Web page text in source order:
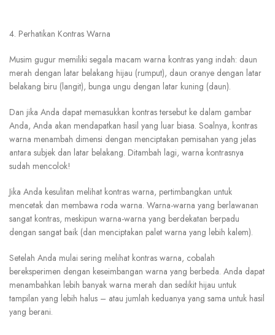
4. Perhatikan Kontras Warna
Musim gugur memiliki segala macam warna kontras yang indah: daun
merah dengan latar belakang hijau (rumput), daun oranye dengan latar
belakang biru (langit), bunga ungu dengan latar kuning (daun).
Dan jika Anda dapat memasukkan kontras tersebut ke dalam gambar
Anda, Anda akan mendapatkan hasil yang luar biasa. Soalnya, kontras
warna menambah dimensi dengan menciptakan pemisahan yang jelas
antara subjek dan latar belakang. Ditambah lagi, warna kontrasnya
sudah mencolok!
Jika Anda kesulitan melihat kontras warna, pertimbangkan untuk
mencetak dan membawa roda warna. Warna-warna yang berlawanan
sangat kontras, meskipun warna-warna yang berdekatan berpadu
dengan sangat baik (dan menciptakan palet warna yang lebih kalem).
Setelah Anda mulai sering melihat kontras warna, cobalah
bereksperimen dengan keseimbangan warna yang berbeda. Anda dapat
menambahkan lebih banyak warna merah dan sedikit hijau untuk
tampilan yang lebih halus – atau jumlah keduanya yang sama untuk hasil
yang berani.